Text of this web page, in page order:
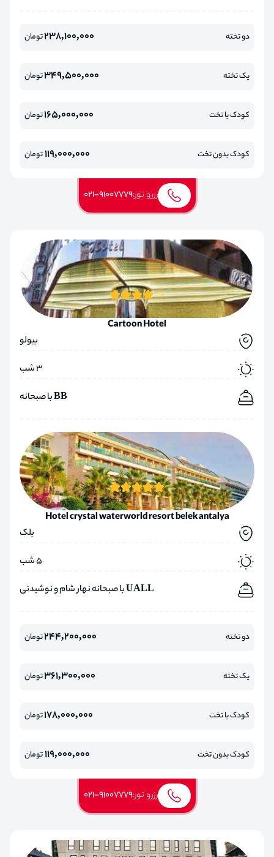
دو تخته 238,100,000تومان
یک تخته 349,500,000تومان
کودک با تخت 165,000,000تومان
کودک بدون تخت 119,000,000تومان
رزرو تور:021-91007779
Cartoon Hotel
بیولو
3 شب
BB با صبحانه
Hotel crystal waterworld resort belek antalya
بلک
5 شب
UALL با صبحانه نهار شام و نوشیدنی
دو تخته 244,200,000تومان
یک تخته 361,300,000تومان
کودک با تخت 178,000,000تومان
کودک بدون تخت 119,000,000تومان
رزرو تور:021-91007779